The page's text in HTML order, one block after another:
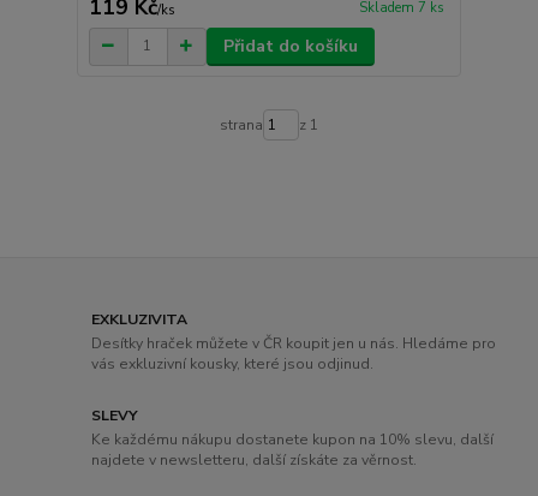
119 Kč/ks Skladem 7 ks
Přidat do košíku
strana z 1
EXKLUZIVITA
Desítky hraček můžete v ČR koupit jen u nás. Hledáme pro
vás exkluzivní kousky, které jsou odjinud.
SLEVY
Ke každému nákupu dostanete kupon na 10% slevu, další
najdete v newsletteru, další získáte za věrnost.